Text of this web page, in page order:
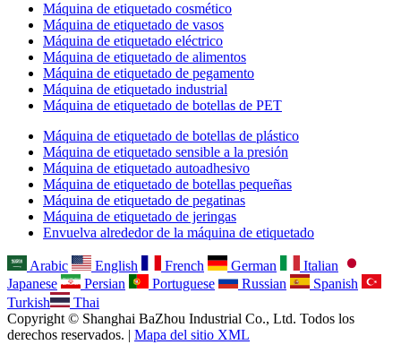
Máquina de etiquetado cosmético
Máquina de etiquetado de vasos
Máquina de etiquetado eléctrico
Máquina de etiquetado de alimentos
Máquina de etiquetado de pegamento
Máquina de etiquetado industrial
Máquina de etiquetado de botellas de PET
Máquina de etiquetado de botellas de plástico
Máquina de etiquetado sensible a la presión
Máquina de etiquetado autoadhesivo
Máquina de etiquetado de botellas pequeñas
Máquina de etiquetado de pegatinas
Máquina de etiquetado de jeringas
Envuelva alrededor de la máquina de etiquetado
Arabic English French German
Italian
Japanese
Persian Portuguese Russian
Spanish
Turkish
Thai
Copyright © Shanghai BaZhou Industrial Co., Ltd. Todos los
derechos reservados. | Mapa del sitio XML